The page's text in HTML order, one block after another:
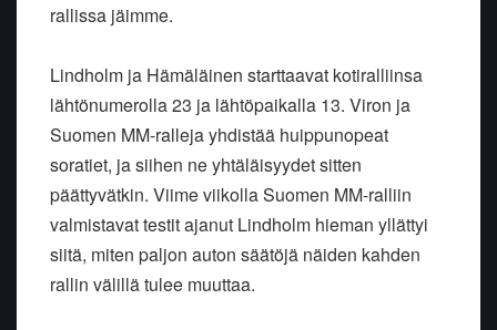
rallissa jäimme.
Lindholm ja Hämäläinen starttaavat kotiralliinsa
lähtönumerolla 23 ja lähtöpaikalla 13. Viron ja
Suomen MM-ralleja yhdistää huippunopeat
soratiet, ja siihen ne yhtäläisyydet sitten
päättyvätkin. Viime viikolla Suomen MM-ralliin
valmistavat testit ajanut Lindholm hieman yllättyi
siitä, miten paljon auton säätöjä näiden kahden
rallin välillä tulee muuttaa.